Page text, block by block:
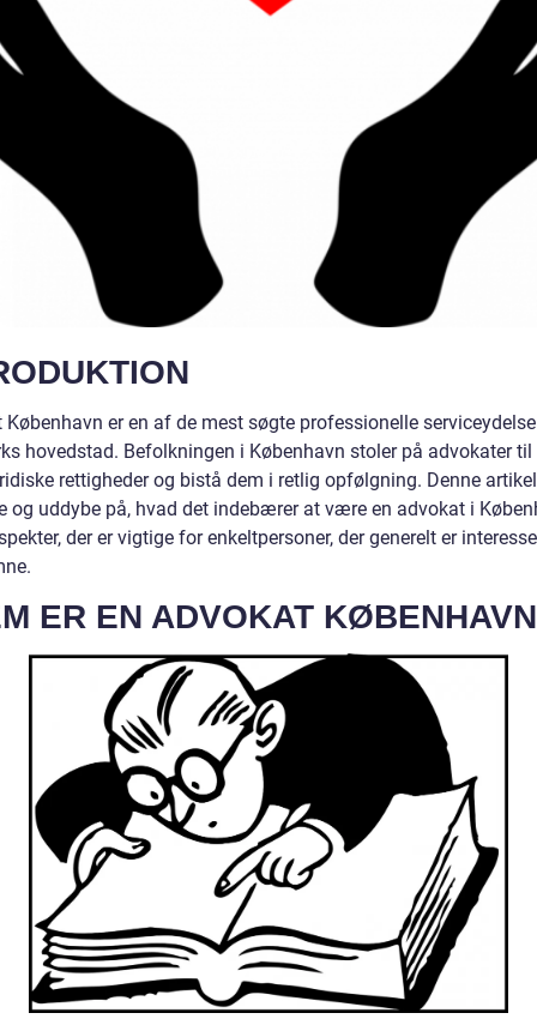
København er en af de mest søgte professionelle
hovedstad. Befolkningen i København stoler på advokater til
rettigheder og bistå dem i retlig opfølgning. Denne
og uddybe på, hvad det indebærer at være en advokat i
der er vigtige for enkeltpersoner, der generelt er
ER EN ADVOKAT